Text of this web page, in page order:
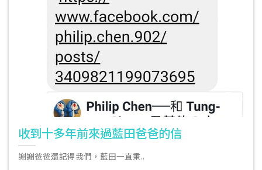
收到十多年前來過藍田爸爸的信
謝謝爸爸還記得我們，藍田一直秉..